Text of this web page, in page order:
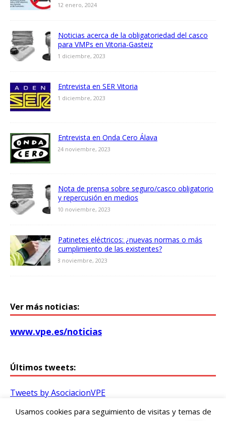
12 enero, 2024
Noticias acerca de la obligatoriedad del casco
para VMPs en Vitoria-Gasteiz
1 diciembre, 2023
Entrevista en SER Vitoria
1 diciembre, 2023
Entrevista en Onda Cero Álava
24 noviembre, 2023
Nota de prensa sobre seguro/casco obligatorio
y repercusión en medios
10 noviembre, 2023
Patinetes eléctricos: ¿nuevas normas o más
cumplimiento de las existentes?
8 noviembre, 2023
Ver más noticias:
www.vpe.es/noticias
Últimos tweets:
Tweets by AsociacionVPE
Usamos cookies para seguimiento de visitas y temas de